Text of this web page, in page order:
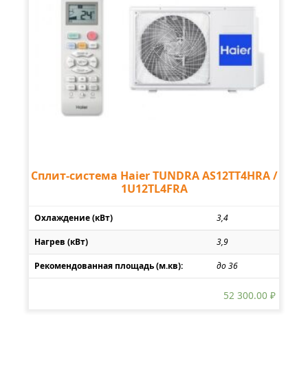
Сплит-система Haier TUNDRA AS12TT4HRA /
1U12TL4FRA
Охлаждение (кВт) 3,4
Нагрев (кВт) 3,9
Рекомендованная площадь (м.кв): до 36
52 300.00 ₽